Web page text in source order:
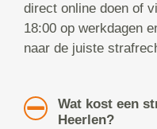
direct online doen of
18:00 op werkdagen
naar de juiste
Wat kost een
Heerlen?